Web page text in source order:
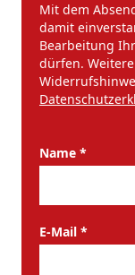
Mit dem
damit
Bearbeitung
dürfen.
Name *
E-Mail *
Url